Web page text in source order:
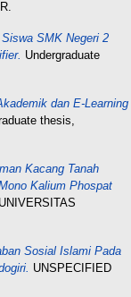
SMK Negeri 2
Undergraduate
dan E-Learning
thesis,
Kacang Tanah
Kalium Phospat
Sosial Islami Pada
UNSPECIFIED